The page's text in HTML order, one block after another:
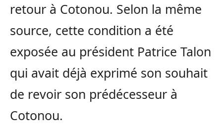
retour à Cotonou. Selon la même
source, cette condition a été
exposée au président Patrice Talon
qui avait déjà exprimé son souhait
de revoir son prédécesseur à
Cotonou.